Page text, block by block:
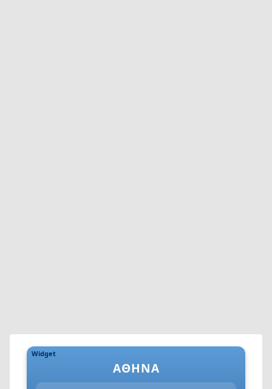
Widget
ΑΘΉΝΑ